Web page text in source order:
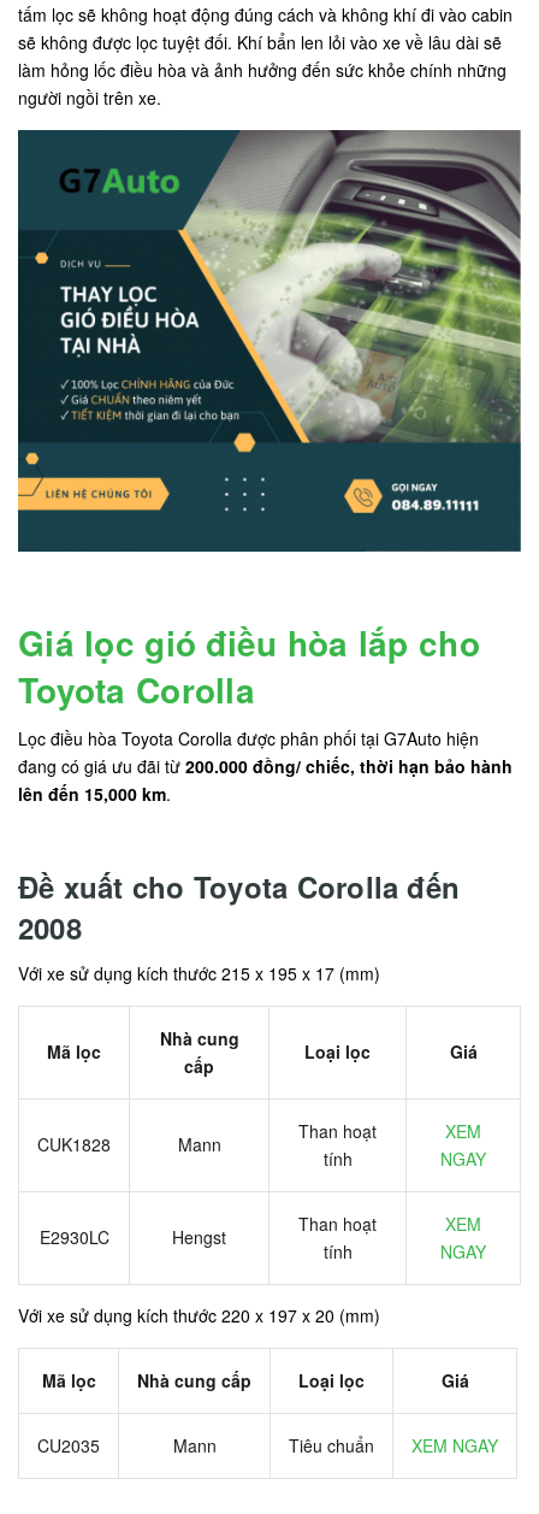
tấm lọc sẽ không hoạt động đúng cách và không khí đi vào cabin
sẽ không được lọc tuyệt đối. Khí bẩn len lỏi vào xe về lâu dài sẽ
làm hỏng lốc điều hòa và ảnh hưởng đến sức khỏe chính những
người ngồi trên xe.
Giá lọc gió điều hòa lắp cho
Toyota Corolla
Lọc điều hòa Toyota Corolla được phân phối tại G7Auto hiện
đang có giá ưu đãi từ 200.000 đồng/ chiếc, thời hạn bảo hành
lên đến 15,000 km.
Đề xuất cho Toyota Corolla đến
2008
Với xe sử dụng kích thước 215 x 195 x 17 (mm)
Mã lọc
Nhà cung
cấp
Loại lọc Giá
CUK1828 Mann
Than hoạt
tính
XEM
NGAY
E2930LC Hengst
Than hoạt
tính
XEM
NGAY
Với xe sử dụng kích thước 220 x 197 x 20 (mm)
Mã lọc Nhà cung cấp Loại lọc Giá
CU2035 Mann Tiêu chuẩn XEM NGAY